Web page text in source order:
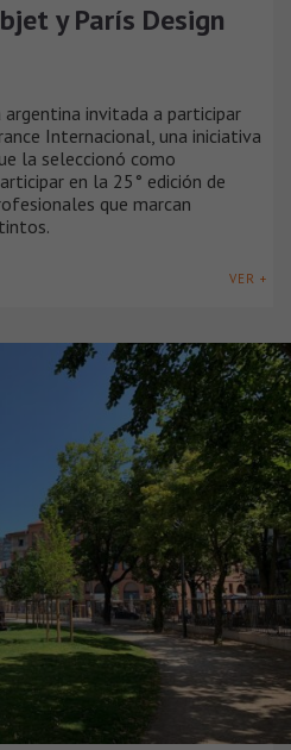
y París Design
argentina invitada a participar
Internacional, una iniciativa
la seleccionó como
en la 25° edición de
que marcan
VER +